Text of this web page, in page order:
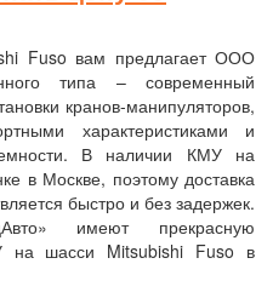
Fuso вам предлагает ООО
типа – современный
кранов-манипуляторов,
характеристиками и
В наличии КМУ на
в Москве, поэтому доставка
быстро и без задержек.
имеют прекрасную
на шасси Mitsubishi Fuso в